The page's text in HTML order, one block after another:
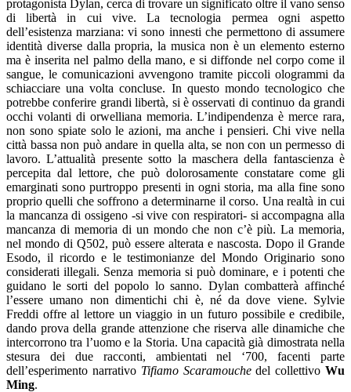
protagonista Dylan, cerca di trovare un significato oltre il vano senso
di libertà in cui vive. La tecnologia permea ogni aspetto
dell’esistenza marziana: vi sono innesti che permettono di assumere
identità diverse dalla propria, la musica non è un elemento esterno
ma è inserita nel palmo della mano, e si diffonde nel corpo come il
sangue, le comunicazioni avvengono tramite piccoli ologrammi da
schiacciare una volta concluse. In questo mondo tecnologico che
potrebbe conferire grandi libertà, si è osservati di continuo da grandi
occhi volanti di orwelliana memoria. L’indipendenza è merce rara,
non sono spiate solo le azioni, ma anche i pensieri. Chi vive nella
città bassa non può andare in quella alta, se non con un permesso di
lavoro. L’attualità presente sotto la maschera della fantascienza è
percepita dal lettore, che può dolorosamente constatare come gli
emarginati sono purtroppo presenti in ogni storia, ma alla fine sono
proprio quelli che soffrono a determinarne il corso. Una realtà in cui
la mancanza di ossigeno -si vive con respiratori- si accompagna alla
mancanza di memoria di un mondo che non c’è più. La memoria,
nel mondo di Q502, può essere alterata e nascosta. Dopo il Grande
Esodo, il ricordo e le testimonianze del Mondo Originario sono
considerati illegali. Senza memoria si può dominare, e i potenti che
guidano le sorti del popolo lo sanno. Dylan combatterà affinché
l’essere umano non dimentichi chi è, né da dove viene. Sylvie
Freddi offre al lettore un viaggio in un futuro possibile e credibile,
dando prova della grande attenzione che riserva alle dinamiche che
intercorrono tra l’uomo e la Storia. Una capacità già dimostrata nella
stesura dei due racconti, ambientati nel ‘700, facenti parte
dell’esperimento narrativo Tifiamo Scaramouchedel collettivoWu
Ming.